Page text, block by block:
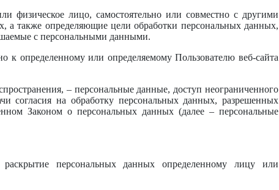
физическое лицо, самостоятельно или совместно с другими
также определяющие цели обработки персональных данных,
с персональными данными.
определенному или определяемому Пользователю веб-сайта
– персональные данные, доступ неограниченного
согласия на обработку персональных данных, разрешенных
Законом о персональных данных (далее – персональные
персональных данных определенному лицу или